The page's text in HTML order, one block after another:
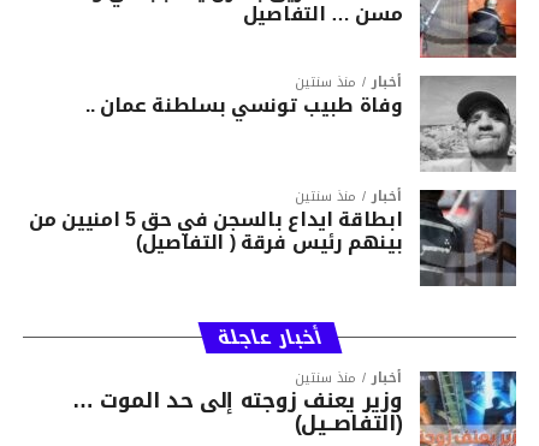
مسن … التفاصيل
أخبار منذ سنتين
وفاة طبيب تونسي بسلطنة عمان ..
أخبار منذ سنتين
ابطاقة ايداع بالسجن في حق 5 امنيين من
بينهم رئيس فرقة ( التفاصيل)
أخبار عاجلة
أخبار منذ سنتين
وزير يعنف زوجته إلى حد الموت …
(التفاصــيل)